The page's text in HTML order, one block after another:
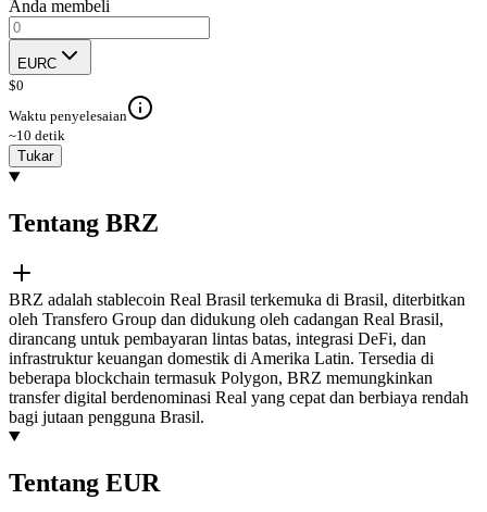
Anda membeli
EURC
$0
Waktu penyelesaian
~10 detik
Tukar
Tentang BRZ
BRZ adalah stablecoin Real Brasil terkemuka di Brasil, diterbitkan
oleh Transfero Group dan didukung oleh cadangan Real Brasil,
dirancang untuk pembayaran lintas batas, integrasi DeFi, dan
infrastruktur keuangan domestik di Amerika Latin. Tersedia di
beberapa blockchain termasuk Polygon, BRZ memungkinkan
transfer digital berdenominasi Real yang cepat dan berbiaya rendah
bagi jutaan pengguna Brasil.
Tentang EUR